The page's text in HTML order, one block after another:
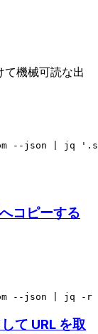
て機械可読な出
--json jq
コピーする
--json jq -r
て URL を取